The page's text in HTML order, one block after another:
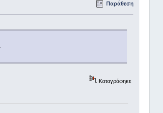
Παράθεση
Καταγράφηκε